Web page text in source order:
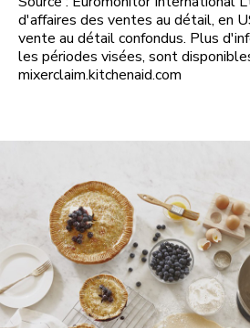
d'affaires des ventes au détail, en
vente au détail confondus. Plus
les périodes visées, sont
mixerclaim.kitchenaid.com